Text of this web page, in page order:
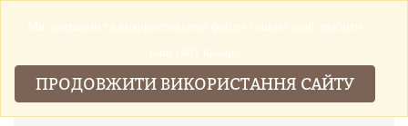
Ми збираемо та використовуемо файли cookies щоб зробити
наш сайт краще.
ПРОДОВЖИТИ ВИКОРИСТАННЯ САЙТУ